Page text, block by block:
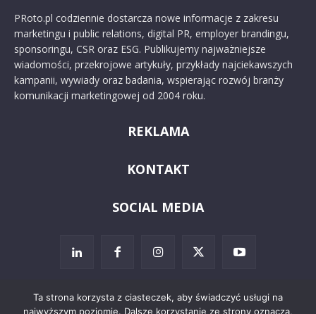
PRoto.pl codziennie dostarcza nowe informacje z zakresu
marketingu i public relations, digital PR, employer brandingu,
sponsoringu, CSR oraz ESG. Publikujemy najważniejsze
wiadomości, przekrojowe artykuły, przykłady najciekawszych
kampanii, wywiady oraz badania, wspierając rozwój branży
komunikacji marketingowej od 2004 roku.
REKLAMA
KONTAKT
SOCIAL MEDIA
Ta strona korzysta z ciasteczek, aby świadczyć usługi na
najwyższym poziomie. Dalsze korzystanie ze strony oznacza,